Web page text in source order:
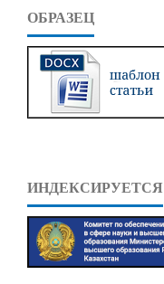
ОБРАЗЕЦ
ИНДЕКСИРУЕТСЯ